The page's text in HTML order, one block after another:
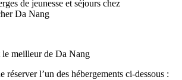
de jeunesse et séjours chez
Da Nang
le meilleur de Da Nang
réserver l’un des hébergements ci-dessous :